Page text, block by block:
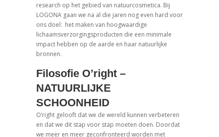
research op het gebied van natuurcosmetica. Bij
LOGONA gaan we na al die jaren nog even hard voor
ons doel: het maken van hoogwaardige
lichaamsverzorgingsproducten die een minimale
impact hebben op de aarde en haar natuurlijke
bronnen.
Filosofie O’right –
NATUURLIJKE
SCHOONHEID
O’right gelooft dat we de wereld kunnen verbeteren
en dat we dit stap voor stap moeten doen. Doordat
we meer en meer geconfronteerd worden met